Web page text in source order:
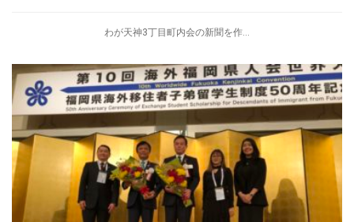
わが天神3丁目町内会の新聞を作...